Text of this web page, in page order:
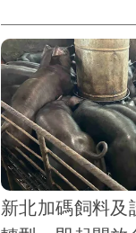
關心低收入戶，立
市議員金瑞龍也都
將愛心傳出去。
新北加碼飼料及